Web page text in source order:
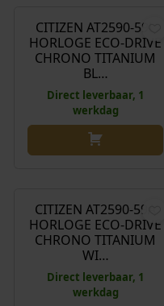
CITIZEN AT2590-59L
HORLOGE ECO-DRIVE
CHRONO TITANIUM
BL…
Direct leverbaar, 1
werkdag
CITIZEN AT2590-59A
HORLOGE ECO-DRIVE
CHRONO TITANIUM
WI…
Direct leverbaar, 1
werkdag